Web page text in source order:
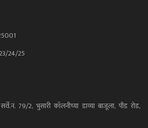
24/25
79/2, भुसारी कॉलनीच्या डाव्या बाजूला, पौंड रोड,